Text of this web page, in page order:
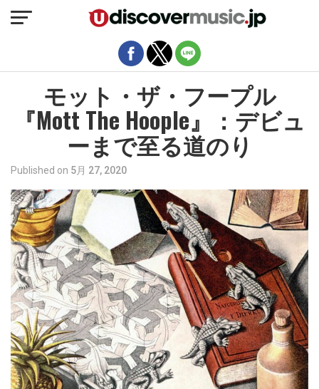
モット・ザ・フープル
『Mott The Hoople』：デビュ
ーまで至る道のり
Published on 5月 27, 2020
モバイルバージョンを終了